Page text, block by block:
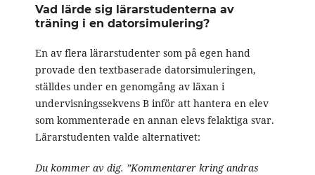
Vad lärde sig lärarstudenterna av
träning i en datorsimulering?
En av flera lärarstudenter som på egen hand
provade den textbaserade datorsimuleringen,
ställdes under en genomgång av läxan i
undervisningssekvens B inför att hantera en elev
som kommenterade en annan elevs felaktiga svar.
Lärarstudenten valde alternativet:
Du kommer av dig. ”Kommentarer kring andras